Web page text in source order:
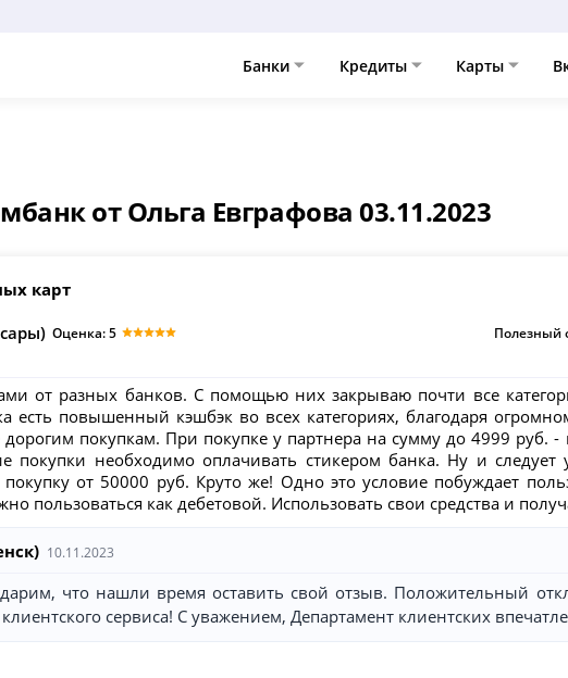
Банки Кредиты Карты
от Ольга Евграфова 03.11.2023
карт
Оценка: 5 Полезный
от разных банков. С помощью них закрываю почти все
есть повышенный кэшбэк во всех категориях, благодаря
покупкам. При покупке у партнера на сумму до 4999 руб.
покупки необходимо оплачивать стикером банка. Ну и
от 50000 руб. Круто же! Одно это условие побуждает
пользоваться как дебетовой. Использовать свои средства и
10.11.2023
что нашли время оставить свой отзыв. Положительный
сервиса! С уважением, Департамент клиентских